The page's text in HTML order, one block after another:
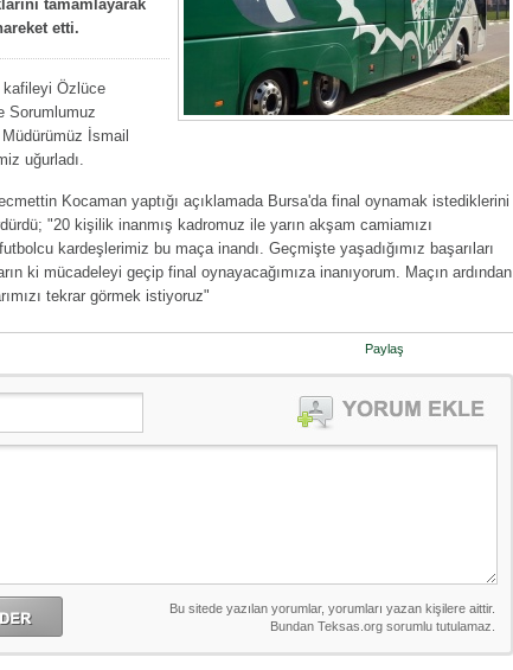
SILACI
tamamlayarak
etti.
kafileyi Özlüce
Sorumlumuz
İsmail
uğurladı.
Kocaman yaptığı açıklamada Bursa'da final oynamak istediklerini
"20 kişilik inanmış kadromuz ile yarın akşam camiamızı
kardeşlerimiz bu maça inandı. Geçmişte yaşadığımız başarıları
ki mücadeleyi geçip final oynayacağımıza inanıyorum. Maçın ardından
tekrar görmek istiyoruz"
Paylaş
- -